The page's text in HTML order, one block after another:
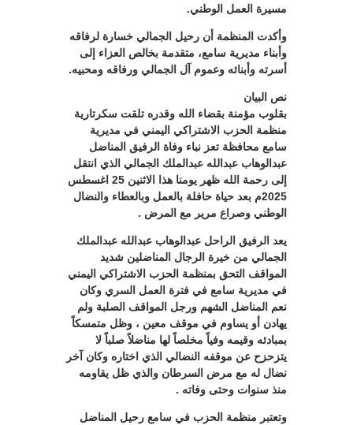
مسيرة العمل الوطني.
وأكدت المنظمة أن رحيل الجمالي خسارة لرفاقه
وأبناء مديرية سامع، متقدمة بخالص العزاء إلى
أسرته وأبنائه وعموم آل الجمالي ورفاقه ومحبيه.
نص البيان
بقلوب مؤمنة بقضاء الله وقدره تلقت سكرتارية
منظمة الحزب الاشتراكي اليمني في مديرية
سامع محافظة تعز نباء وفاة الرفيق المناضل
عبدالوهاب عبدالله عبدالملك الجمالي الذي انتقل
إلى رحمة الله ظهر يومنا هذا الاثنين 25 اغسطس
2025م بعد حياة حافلة بالعمل وبالعطاء والنضال
الوطني وصراع مرير مع المرض .
يعد الرفيق الراحل عبدالوهاب عبدالله عبدالملك
الجمالي من خيرة الرجال المناضلين شديد
المواقف التحق بمنظمة الحزب الاشتراكي اليمني
في مديرية سامع في فترة العمل السري وكان
نعم المناضل الشهم ورجل المواقف الصلبة ولم
يهادن أو يساوم في موقف معين ، وظل متمسكاً
بمبادئه وقيمه وفياً مخلصاً لها مناضلاً صلباً لا
يتزحزح عن موقفه النضالي الذي اختاره وكان آخر
نضال له مع مرض السرطان والذي ظل يقاومه
منذ سنوات وحتى وفاته .
وتعتبر منظمة الحزب في سامع رحيل المناضل